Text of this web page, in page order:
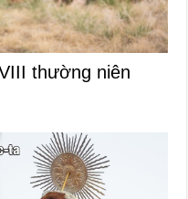
thường niên